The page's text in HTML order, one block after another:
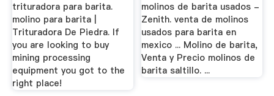
trituradora para barita.
molino para barita |
Trituradora De Piedra. If
you are looking to buy
mining processing
equipment you got to the
right place!
molinos de barita usados -
Zenith. venta de molinos
usados para barita en
mexico ... Molino de barita,
Venta y Precio molinos de
barita saltillo. ...